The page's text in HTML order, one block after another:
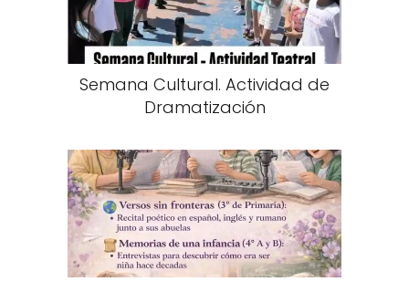
Semana Cultural. Actividad de
Dramatización